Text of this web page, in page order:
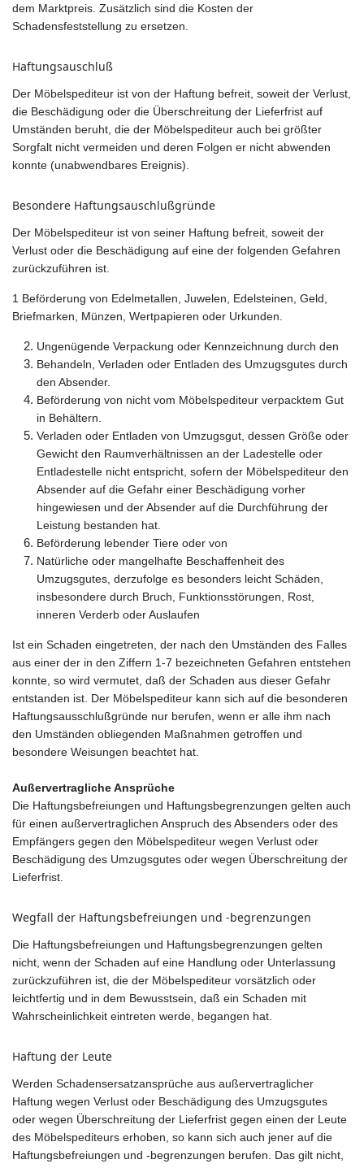
dem Marktpreis. Zusätzlich sind die Kosten der
Schadensfeststellung zu ersetzen.
Haftungsauschluß
Der Möbelspediteur ist von der Haftung befreit, soweit der Verlust,
die Beschädigung oder die Überschreitung der Lieferfrist auf
Umständen beruht, die der Möbelspediteur auch bei größter
Sorgfalt nicht vermeiden und deren Folgen er nicht abwenden
konnte (unabwendbares Ereignis).
Besondere Haftungsauschlußgründe
Der Möbelspediteur ist von seiner Haftung befreit, soweit der
Verlust oder die Beschädigung auf eine der folgenden Gefahren
zurückzuführen ist.
1 Beförderung von Edelmetallen, Juwelen, Edelsteinen, Geld,
Briefmarken, Münzen, Wertpapieren oder Urkunden.
Ungenügende Verpackung oder Kennzeichnung durch den
Behandeln, Verladen oder Entladen des Umzugsgutes durch
den Absender.
Beförderung von nicht vom Möbelspediteur verpacktem Gut
in Behältern.
Verladen oder Entladen von Umzugsgut, dessen Größe oder
Gewicht den Raumverhältnissen an der Ladestelle oder
Entladestelle nicht entspricht, sofern der Möbelspediteur den
Absender auf die Gefahr einer Beschädigung vorher
hingewiesen und der Absender auf die Durchführung der
Leistung bestanden hat.
Beförderung lebender Tiere oder von
Natürliche oder mangelhafte Beschaffenheit des
Umzugsgutes, derzufolge es besonders leicht Schäden,
insbesondere durch Bruch, Funktionsstörungen, Rost,
inneren Verderb oder Auslaufen
Ist ein Schaden eingetreten, der nach den Umständen des Falles
aus einer der in den Ziffern 1-7 bezeichneten Gefahren entstehen
konnte, so wird vermutet, daß der Schaden aus dieser Gefahr
entstanden ist. Der Möbelspediteur kann sich auf die besonderen
Haftungsausschlußgründe nur berufen, wenn er alle ihm nach
den Umständen obliegenden Maßnahmen getroffen und
besondere Weisungen beachtet hat.
Außervertragliche Ansprüche
Die Haftungsbefreiungen und Haftungsbegrenzungen gelten auch
für einen außervertraglichen Anspruch des Absenders oder des
Empfängers gegen den Möbelspediteur wegen Verlust oder
Beschädigung des Umzugsgutes oder wegen Überschreitung der
Lieferfrist.
Wegfall der Haftungsbefreiungen und -begrenzungen
Die Haftungsbefreiungen und Haftungsbegrenzungen gelten
nicht, wenn der Schaden auf eine Handlung oder Unterlassung
zurückzuführen ist, die der Möbelspediteur vorsätzlich oder
leichtfertig und in dem Bewusstsein, daß ein Schaden mit
Wahrscheinlichkeit eintreten werde, begangen hat.
Haftung der Leute
Werden Schadensersatzansprüche aus außervertraglicher
Haftung wegen Verlust oder Beschädigung des Umzugsgutes
oder wegen Überschreitung der Lieferfrist gegen einen der Leute
des Möbelspediteurs erhoben, so kann sich auch jener auf die
Haftungsbefreiungen und -begrenzungen berufen. Das gilt nicht,